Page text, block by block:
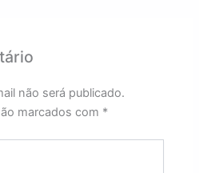
não será publicado.
marcados com *